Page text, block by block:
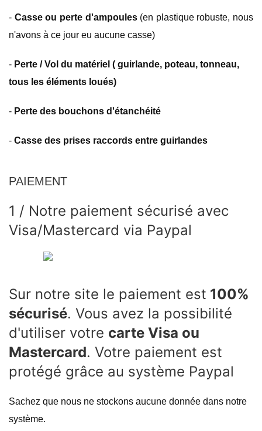
- Casse ou perte d'ampoules(en plastique robuste, nous
n'avons à ce jour eu aucune casse)
- Perte / Vol du matériel ( guirlande, poteau, tonneau,
tous les éléments loués)
- Perte des bouchons d'étanchéité
- Casse des prises raccords entre guirlandes
PAIEMENT
1 / Notre paiement sécurisé avec
Visa/Mastercard via Paypal
Sur notre site le paiement est 100%
sécurisé. Vous avez la possibilité
d'utiliser votre carte Visa ou
Mastercard. Votre paiement est
protégé grâce au système Paypal
Sachez que nous ne stockons aucune donnée dans notre
système.